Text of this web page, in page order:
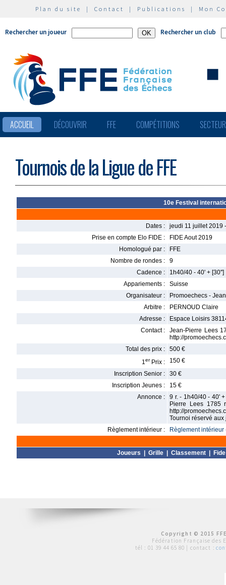
Plan du site | Contact | Publications | Mon
Rechercher un joueur Rechercher un club
ACCUEIL DÉCOUVRIR FFE COMPÉTITIONS
Tournois de la Ligue de FFE
10e Festival
Dates :
jeudi 11 juillet 2019
Prise en compte Elo FIDE :
FIDE Aout 2019
Homologué par :
FFE
Nombre de rondes :
9
Cadence :
1h40/40 - 40' + [30'']
Appariements :
Suisse
Organisateur :
Promoechecs -
Arbitre :
PERNOUD Claire
Adresse :
Espace Loisirs
Contact :
Jean-Pierre Lees
http://
Total des prix :
500 €
1er Prix :
150 €
Inscription Senior :
30 €
Inscription Jeunes :
15 €
Annonce :
9 r. - 1h40/40 - 40'
Pierre Lees 1785
http://
Tournoi réservé
Règlement intérieur :
Règlement intérieur
Joueurs Grille Classement Fide
Copyright © 2015
Fédération Française des
tél : 01 39 44 65 80 | contact :